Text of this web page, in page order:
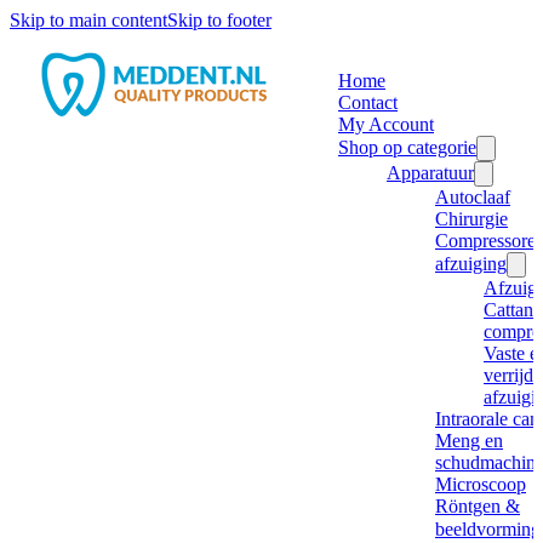
Skip to main contentSkip to footer
Home
Contact
My Account
Shop op categorie
Apparatuur
Autoclaaf
Chirurgie
afzuiging
Cattani
Vaste
Intraorale
Meng en
Microscoop
Röntgen &
beeldvorming